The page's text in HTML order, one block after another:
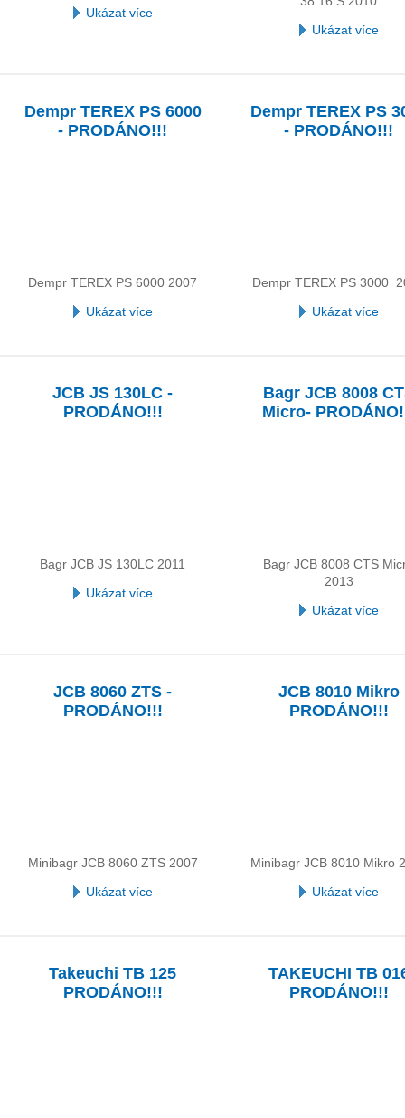
Ukázat více
Ukázat více
Dempr TEREX PS 6000
- PRODÁNO!!!
Dempr TEREX PS 6000 2007
Ukázat více
Dempr TEREX PS
- PRODÁNO!!!
Dempr TEREX PS 3000
Ukázat více
JCB JS 130LC -
PRODÁNO!!!
Bagr JCB JS 130LC 2011
Ukázat více
Bagr JCB 8008
Micro-
Bagr JCB 8008 CTS
2013
Ukázat více
JCB 8060 ZTS -
PRODÁNO!!!
Minibagr JCB 8060 ZTS 2007
Ukázat více
JCB 8010 Mikro
PRODÁNO!!!
Minibagr JCB 8010 Mikro
Ukázat více
Takeuchi TB 125
PRODÁNO!!!
TAKEUCHI TB
PRODÁNO!!!